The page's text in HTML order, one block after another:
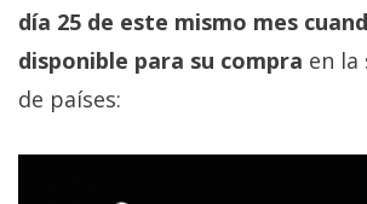
día 25 de este mismo mes
disponible para su compra en
de países: